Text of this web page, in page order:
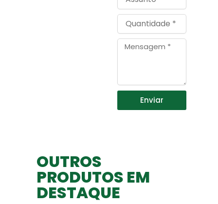
Quantidade
Mensagem
Enviar
OUTROS
PRODUTOS EM
DESTAQUE